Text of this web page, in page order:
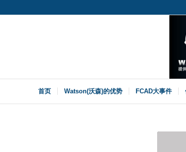
首页 Watson(沃森)的优势 FCAD大事件